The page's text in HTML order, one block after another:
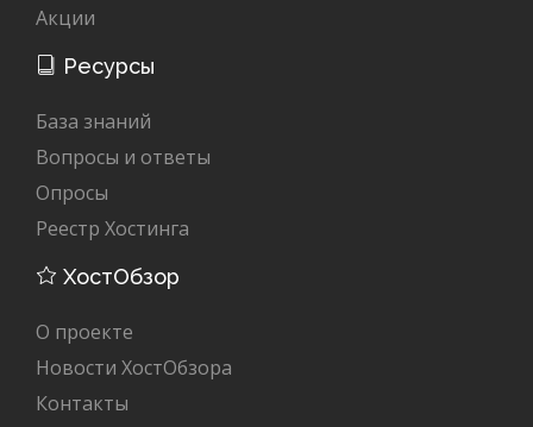
Акции
Ресурсы
База знаний
Вопросы и ответы
Опросы
Реестр Хостинга
ХостОбзор
О проекте
Новости ХостОбзора
Контакты